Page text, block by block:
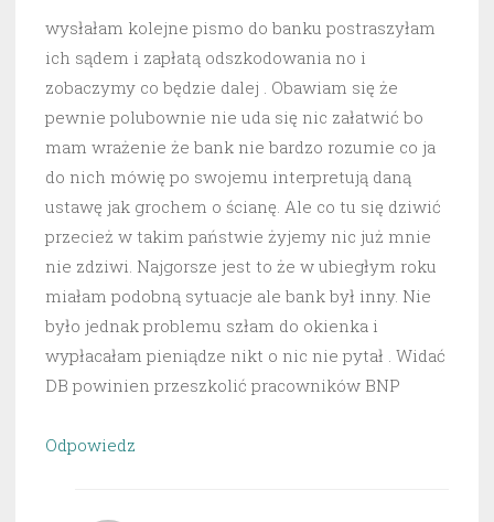
wysłałam kolejne pismo do banku postraszyłam
ich sądem i zapłatą odszkodowania no i
zobaczymy co będzie dalej . Obawiam się że
pewnie polubownie nie uda się nic załatwić bo
mam wrażenie że bank nie bardzo rozumie co ja
do nich mówię po swojemu interpretują daną
ustawę jak grochem o ścianę. Ale co tu się dziwić
przecież w takim państwie żyjemy nic już mnie
nie zdziwi. Najgorsze jest to że w ubiegłym roku
miałam podobną sytuacje ale bank był inny. Nie
było jednak problemu szłam do okienka i
wypłacałam pieniądze nikt o nic nie pytał . Widać
DB powinien przeszkolić pracowników BNP
Odpowiedz